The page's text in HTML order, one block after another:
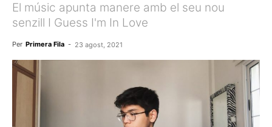
El músic apunta manere amb el seu nou
senzill I Guess I'm In Love
Per Primera Fila - 23 agost, 2021